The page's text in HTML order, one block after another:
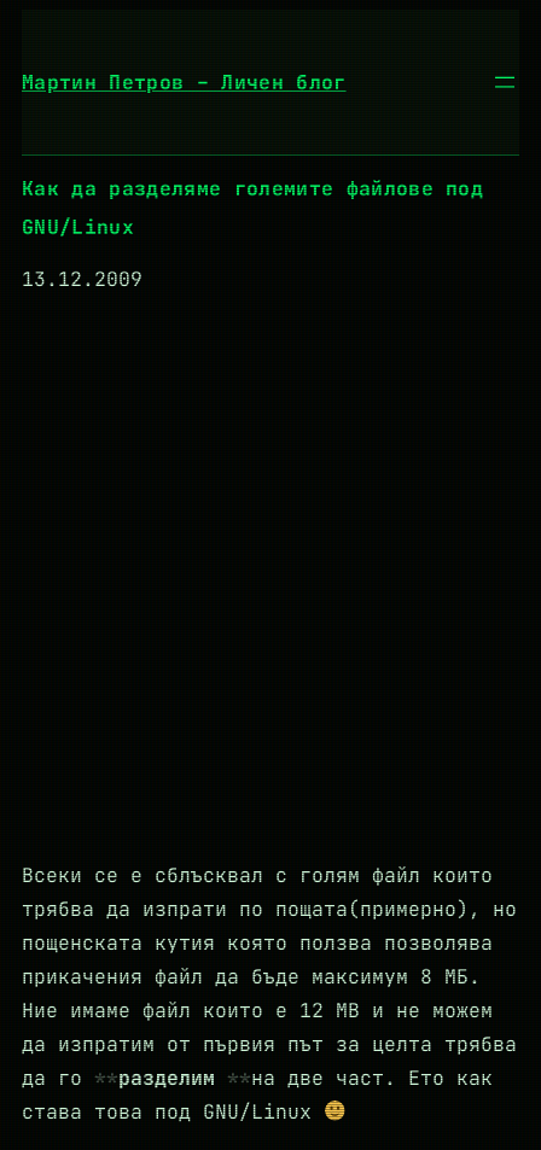
Мартин Петров – Личен блог
Как да разделяме големите файлове под
GNU/Linux
13.12.2009
Всеки се е сблъсквал с голям файл които
трябва да изпрати по пощата(примерно), но
пощенската кутия която ползва позволява
прикачения файл да бъде максимум 8 МБ.
Ние имаме файл които е 12 MB и не можем
да изпратим от първия път за целта трябва
да го
разделим
на две част. Ето как
става това под GNU/Linux